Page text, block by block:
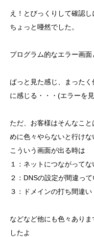
え！とびっくりして確認
ちょっと唖然でした。
プログラム的なエラー画面
ぱっと見た感じ、まった
に感じる・・・(エラーを
ただ、お客様はそんなこ
めに色々やらないと行け
こういう画面が出る時は
１：ネットにつながってな
２：DNSの設定が間違って
３：ドメインの打ち間違い
などなど他にも色々あり
したよ